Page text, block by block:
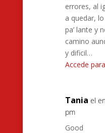
errores, al
a quedar,
pa’ lante y
camino
y dificil…
Accede
Tania el
pm
Good